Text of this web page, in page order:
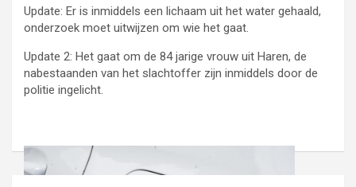
Update: Er is inmiddels een lichaam uit het water gehaald,
onderzoek moet uitwijzen om wie het gaat.
Update 2: Het gaat om de 84 jarige vrouw uit Haren, de
nabestaanden van het slachtoffer zijn inmiddels door de
politie ingelicht.